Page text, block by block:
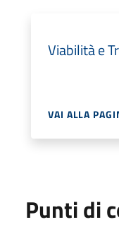
Viabilità e
VAI ALLA
Punti di